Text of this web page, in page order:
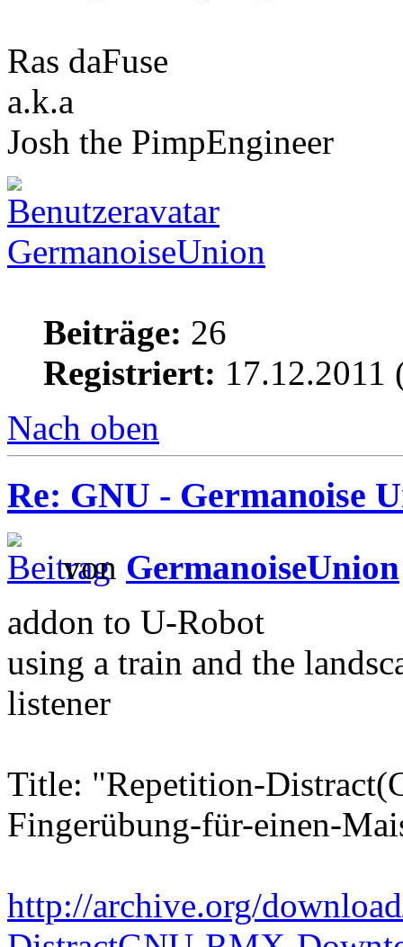
Ras daFuse
a.k.a
Josh the PimpEngineer
GermanoiseUnion
Beiträge: 26
Registriert: 17.12.2011
Nach oben
Re: GNU - Germanoise
von GermanoiseUnion
addon to U-Robot
using a train and the
listener
Title: "Repetition-
Fingerübung-für-einen-
http://archive.org/